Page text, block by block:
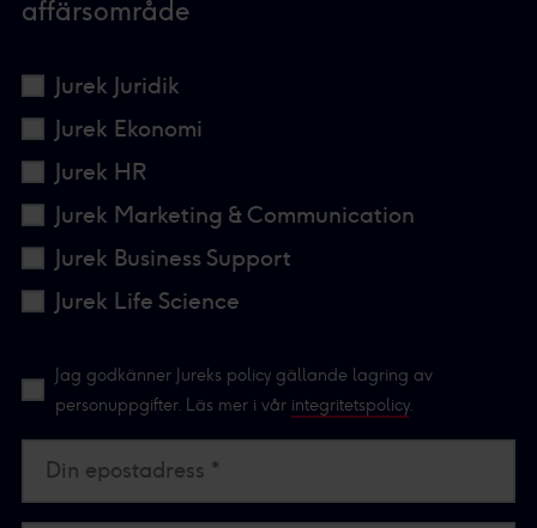
affärsområde
Jurek Juridik
Jurek Ekonomi
Jurek HR
Jurek Marketing & Communication
Jurek Business Support
Jurek Life Science
Jag godkänner Jureks policy gällande lagring av
personuppgifter. Läs mer i vår integritetspolicy.
Din epostadress *